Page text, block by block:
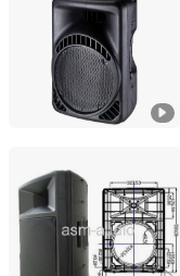
Zhejiang, China
Ningbo ASM
Zhejiang, China